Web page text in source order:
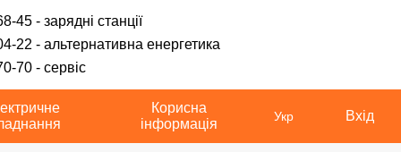
45 - зарядні станції
22 - альтернативна енергетика
70 - сервіс
Корисна
інформація
Укр Вхід